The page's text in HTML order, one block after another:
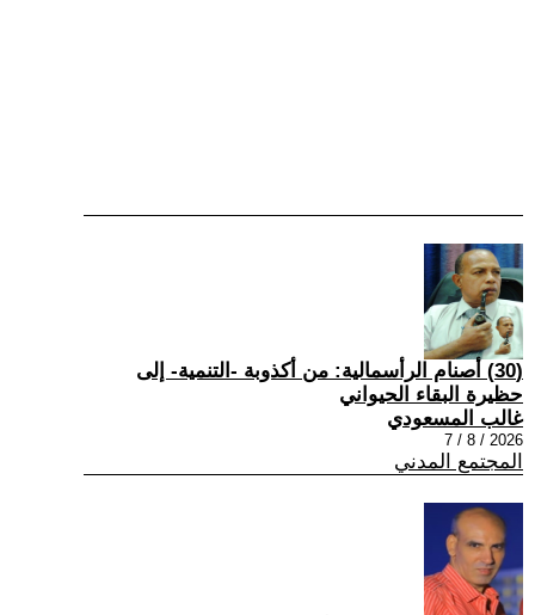
(30) أصنام الرأسمالية: من أكذوبة -التنمية- إلى
حظيرة البقاء الحيواني
غالب المسعودي
2026 / 8 / 7
المجتمع المدني